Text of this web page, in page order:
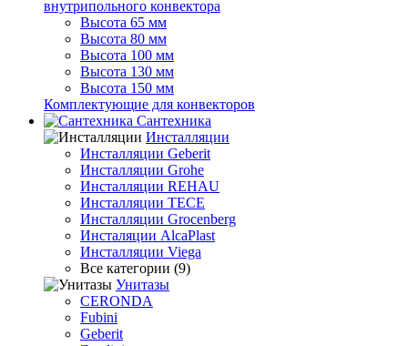
внутрипольного конвектора
Высота 65 мм
Высота 80 мм
Высота 100 мм
Высота 130 мм
Высота 150 мм
Комплектующие для конвекторов
Сантехника
Инсталляции
Инсталляции Geberit
Инсталляции Grohe
Инсталляции REHAU
Инсталляции TECE
Инсталляции Grocenberg
Инсталяции AlcaPlast
Инсталляции Viega
Все категории (9)
Унитазы
CERONDA
Fubini
Geberit